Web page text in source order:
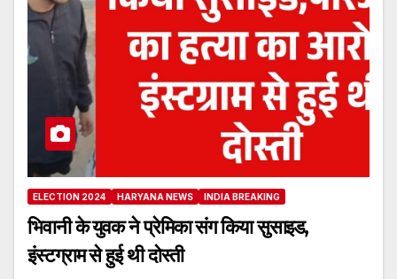
ELECTION 2024 HARYANA NEWS INDIA BREAKING
भिवानी के युवक ने प्रेमिका संग किया सुसाइड,
इंस्टग्राम से हुई थी दोस्ती